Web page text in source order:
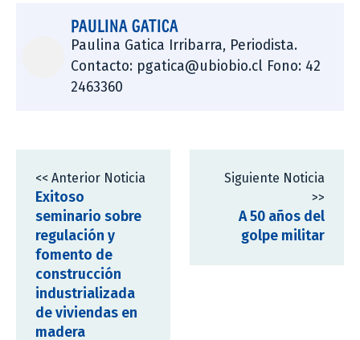
PAULINA GATICA
Paulina Gatica Irribarra, Periodista.
Contacto: pgatica@ubiobio.cl Fono: 42
2463360
<< Anterior Noticia
Exitoso
seminario sobre
regulación y
fomento de
construcción
industrializada
de viviendas en
madera
Siguiente Noticia
>>
A 50 años del
golpe militar